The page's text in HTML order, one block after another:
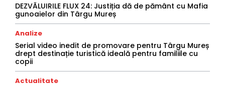
DEZVĂLUIRILE FLUX 24: Justiția dă de pământ cu Mafia
gunoaielor din Târgu Mureș
Analize
Serial video inedit de promovare pentru Târgu Mureș
drept destinație turistică ideală pentru familiile cu
copii
Actualitate